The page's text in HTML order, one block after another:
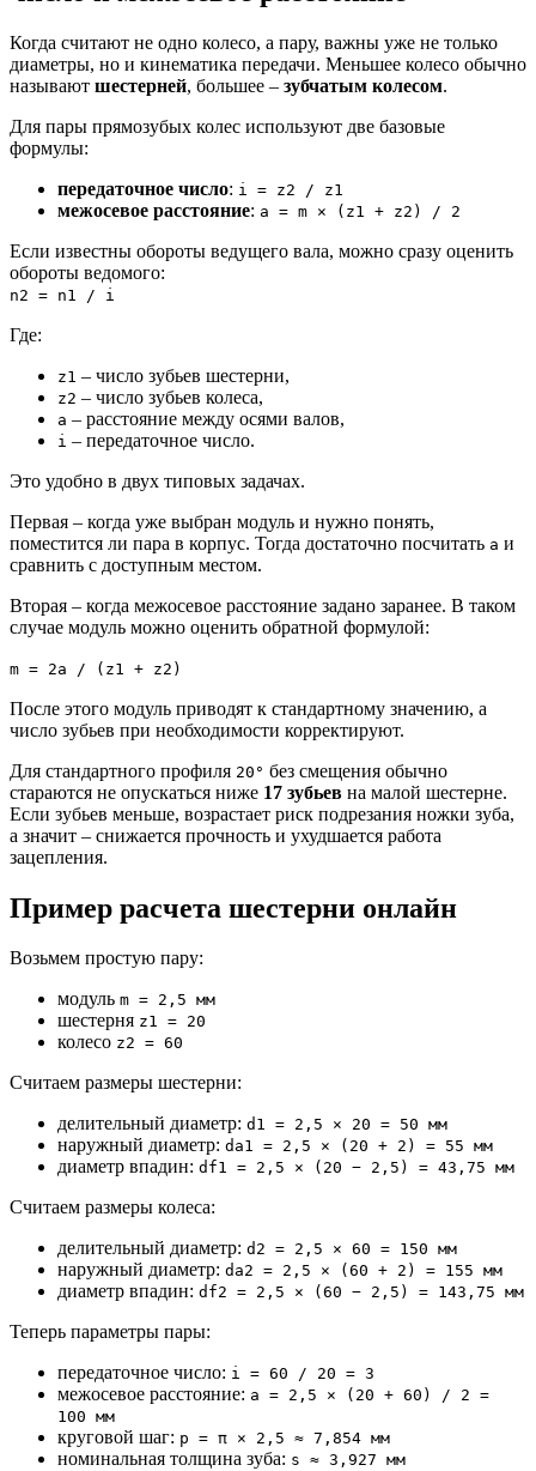
Когда считают не одно колесо, а пару, важны уже не только
диаметры, но и кинематика передачи. Меньшее колесо обычно
называют шестерней, большее – зубчатым колесом.
Для пары прямозубых колес используют две базовые
формулы:
передаточное число: i = z2 / z1
межосевое расстояние: a = m × (z1 + z2) / 2
Если известны обороты ведущего вала, можно сразу оценить
обороты ведомого:
n2 = n1 / i
Где:
z1 – число зубьев шестерни,
z2 – число зубьев колеса,
a – расстояние между осями валов,
i – передаточное число.
Это удобно в двух типовых задачах.
Первая – когда уже выбран модуль и нужно понять,
поместится ли пара в корпус. Тогда достаточно посчитать a и
сравнить с доступным местом.
Вторая – когда межосевое расстояние задано заранее. В таком
случае модуль можно оценить обратной формулой:
m = 2a / (z1 + z2)
После этого модуль приводят к стандартному значению, а
число зубьев при необходимости корректируют.
Для стандартного профиля 20° без смещения обычно
стараются не опускаться ниже 17 зубьев на малой шестерне.
Если зубьев меньше, возрастает риск подрезания ножки зуба,
а значит – снижается прочность и ухудшается работа
зацепления.
Пример расчета шестерни онлайн
Возьмем простую пару:
модуль m = 2,5 мм
шестерня z1 = 20
колесо z2 = 60
Считаем размеры шестерни:
делительный диаметр: d1 = 2,5 × 20 = 50 мм
наружный диаметр: da1 = 2,5 × (20 + 2) = 55 мм
диаметр впадин: df1 = 2,5 × (20 − 2,5) = 43,75 мм
Считаем размеры колеса:
делительный диаметр: d2 = 2,5 × 60 = 150 мм
наружный диаметр: da2 = 2,5 × (60 + 2) = 155 мм
диаметр впадин: df2 = 2,5 × (60 − 2,5) = 143,75 мм
Теперь параметры пары:
передаточное число: i = 60 / 20 = 3
межосевое расстояние: a = 2,5 × (20 + 60) / 2 =
100 мм
круговой шаг: p = π × 2,5 ≈ 7,854 мм
номинальная толщина зуба: s ≈ 3,927 мм